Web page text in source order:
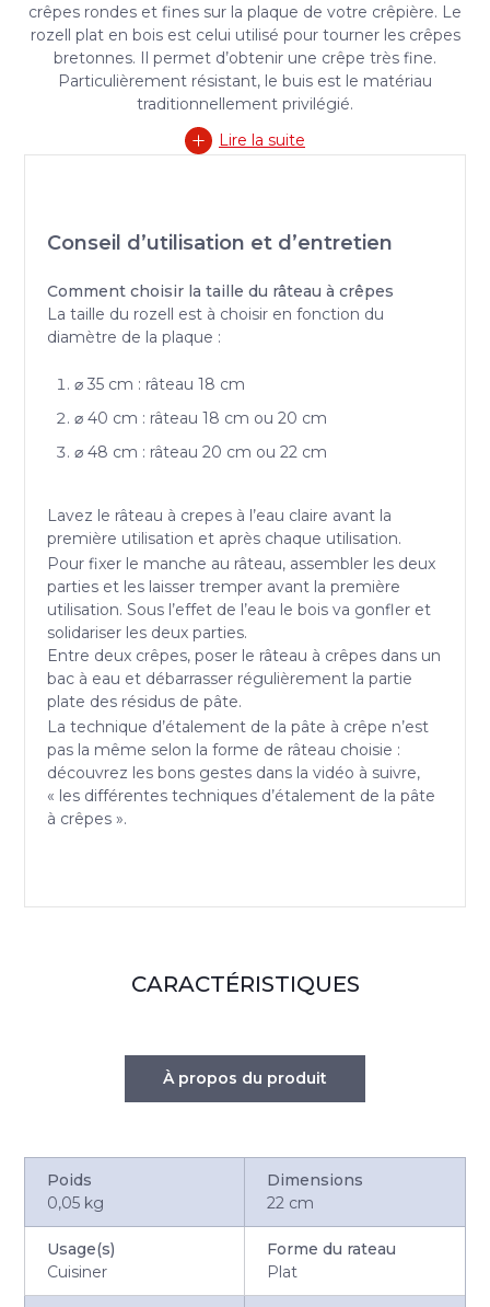
crêpes rondes et fines sur la plaque de votre crêpière. Le
rozell plat en bois est celui utilisé pour tourner les crêpes
bretonnes. Il permet d’obtenir une crêpe très fine.
Particulièrement résistant, le buis est le matériau
traditionnellement privilégié.
Lire la suite
Conseil d’utilisation et d’entretien
Comment choisir la taille du râteau à crêpes
La taille du rozell est à choisir en fonction du
diamètre de la plaque :
⌀ 35 cm : râteau 18 cm
⌀ 40 cm : râteau 18 cm ou 20 cm
⌀ 48 cm : râteau 20 cm ou 22 cm
Lavez le râteau à crepes à l’eau claire avant la
première utilisation et après chaque utilisation.
Pour fixer le manche au râteau, assembler les deux
parties et les laisser tremper avant la première
utilisation. Sous l’effet de l’eau le bois va gonfler et
solidariser les deux parties.
Entre deux crêpes, poser le râteau à crêpes dans un
bac à eau et débarrasser régulièrement la partie
plate des résidus de pâte.
La technique d’étalement de la pâte à crêpe n’est
pas la même selon la forme de râteau choisie :
découvrez les bons gestes dans la vidéo à suivre,
« les différentes techniques d’étalement de la pâte
à crêpes ».
CARACTÉRISTIQUES
À propos du produit
Poids
0,05 kg
Dimensions
22 cm
Usage(s)
Cuisiner
Forme du rateau
Plat